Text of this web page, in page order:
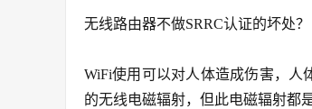
无线路由器不做SRRC认证的坏处？
WiFi使用可以对人体造成伤害，人
的无线电磁辐射，但此电磁辐射都